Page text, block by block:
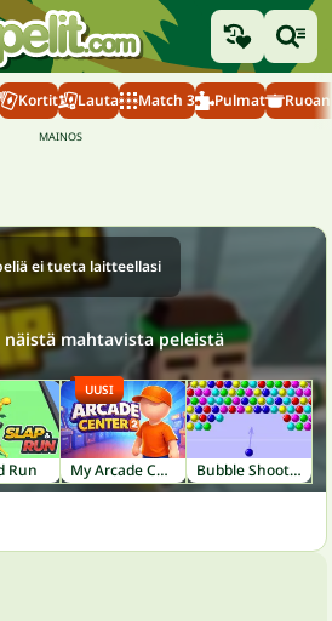
Kortit Lauta Match 3 Pulmat
ei tueta laitteellasi
näistä mahtavista peleistä
Run My Arcade Center 2
UUSI
Bubble Shooter